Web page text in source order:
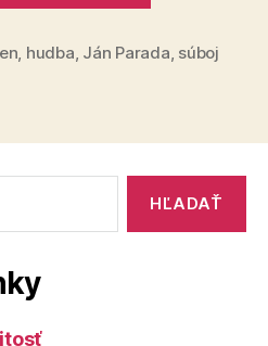
, hudba, Ján Parada, súboj